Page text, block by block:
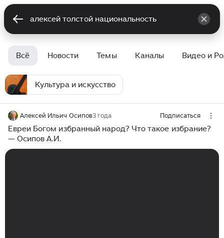
Всё Новости Темы Каналы Видео и
Культура и искусство
Алексей Ильич Осипов3 года Подписаться
Евреи Богом избранный народ? Что такое избрание?
— Осипов А.И.